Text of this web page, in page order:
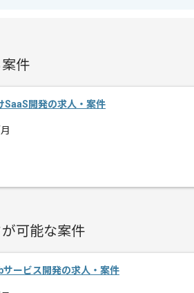
精算基準時間
を展開している企業でございます。
件
SaaS開発の求人・案件
可能な案件
サービス開発の求人・案件